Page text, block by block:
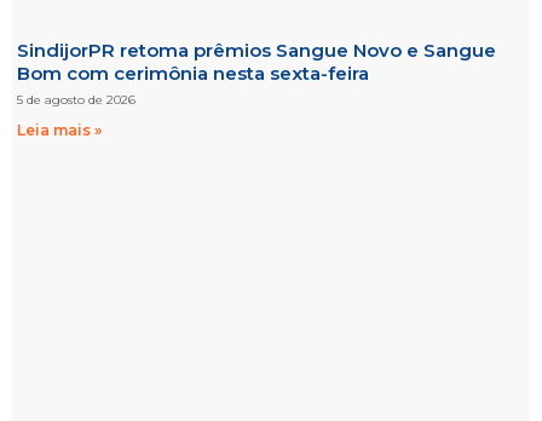
SindijorPR retoma prêmios Sangue Novo e Sangue
Bom com cerimônia nesta sexta-feira
5 de agosto de 2026
Leia mais »